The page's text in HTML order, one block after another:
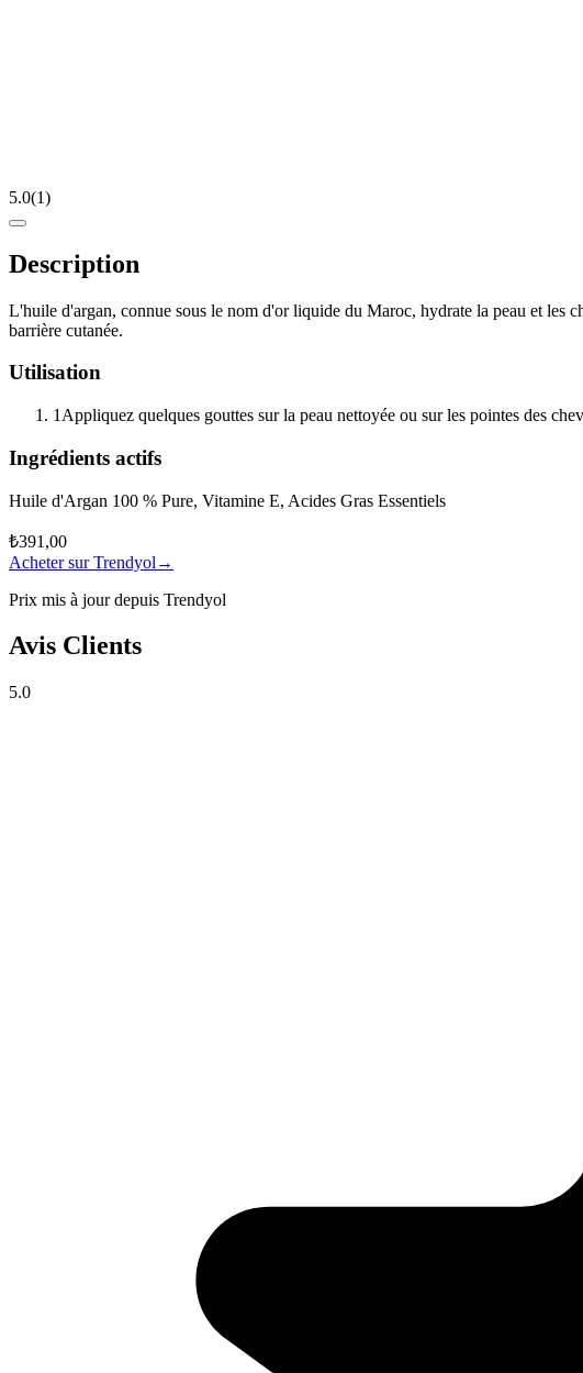
5.0(1)
Description
L'huile d'argan, connue sous le nom d'or liquide du Maroc, hydrate la peau et les
barrière cutanée.
Utilisation
1 Appliquez quelques gouttes sur la peau nettoyée ou sur les pointes des
Ingrédients actifs
Huile d'Argan 100 % Pure, Vitamine E, Acides Gras Essentiels
₺391,00
Acheter sur Trendyol →
Prix mis à jour depuis Trendyol
Avis Clients
5.0